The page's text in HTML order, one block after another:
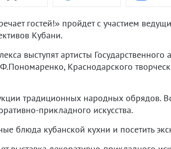
гостей!» пройдет с участием
Кубани.
выступят артисты
Краснодарского
традиционных народных обрядов.
прикладного искусства.
блюда кубанской кухни и посетить